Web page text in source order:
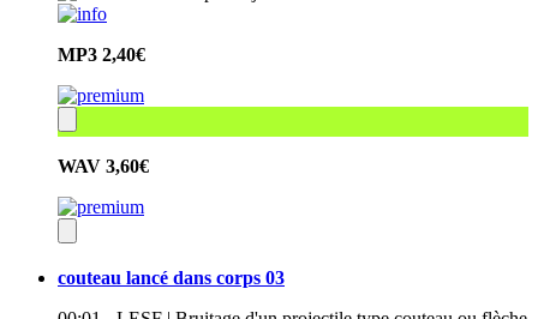
MP3 2,40€
WAV 3,60€
couteau lancé dans corps 03